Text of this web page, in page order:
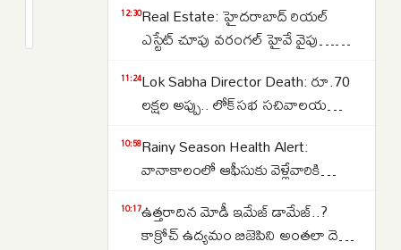
12:30Real Estate: హైదరాబాద్ రియల్
ఎస్టేట్ చూపు వరంగల్ హైవే వైపు…
చూస్తున్న మిడిల్ క్లాస్..
11:24Lok Sabha Director Death: రూ.70
లక్షల అప్పు.. లోక్‌సభ సచివాలయ
సూసైడ్ నోట్..
10:58Rainy Season Health Alert:
వానాకాలంలో ఆఫీసుకు వెళ్లేవారికి
జాగ్రత్త..
10:17ఉత్తరాదిన మోడీ ఇమేజ్ డామేజ్..?
కాక్రోచ్ ఉద్యమం బిజెపిని అంతలా దెబ్బ